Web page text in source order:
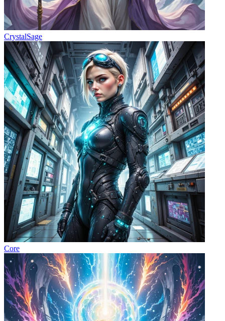
CrystalSage
Core